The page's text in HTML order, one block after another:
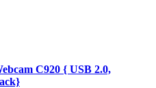
C920 { USB 2.0,